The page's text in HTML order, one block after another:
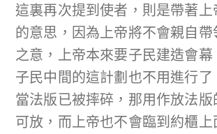
這裏再次提到使者，則是帶著
的意思，因為上帝將不會親自
之意，上帝本來要子民建造會
子民中間的這計劃也不用進行了
當法版已被摔碎，那用作放法
可放，而上帝也不會臨到約櫃